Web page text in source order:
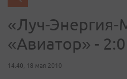
«Луч-
«Авиатор» - 2:0
14:40, 18 мая 2010